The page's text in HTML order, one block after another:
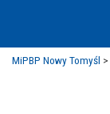
MiPBP Nowy Tomyśl >